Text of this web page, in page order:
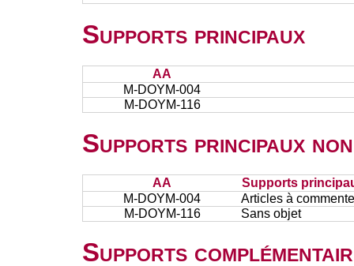
Supports principaux
AA
M-DOYM-004
M-DOYM-116
Supports principaux
AA
Supports
M-DOYM-004
Articles à
M-DOYM-116
Sans objet
Supports